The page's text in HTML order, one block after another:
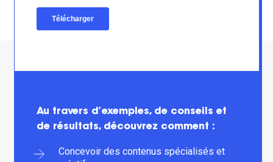
Au travers d’exemples, de conseils et
de résultats, découvrez comment :
Concevoir des contenus spécialisés et